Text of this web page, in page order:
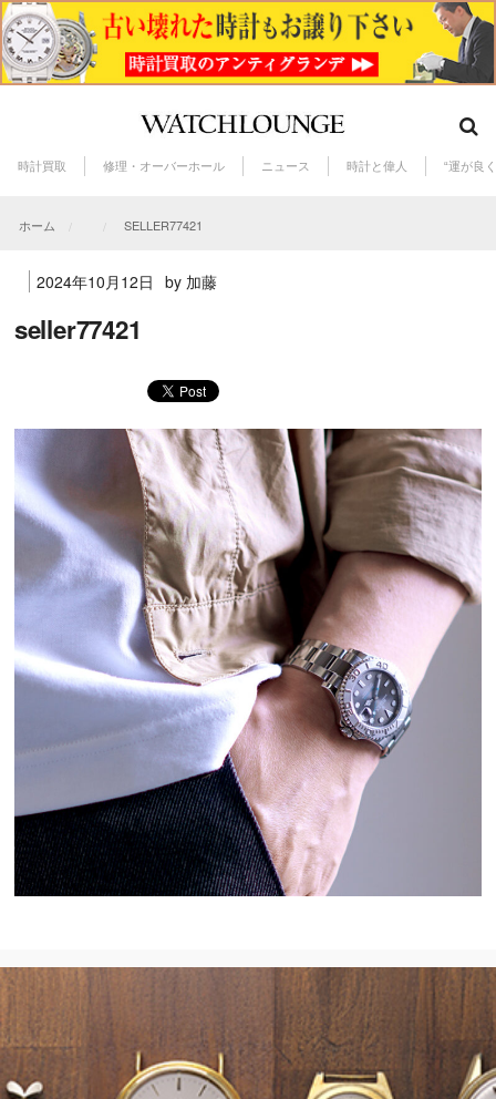
時計買取 修理・オーバーホール ニュース 時計と偉人 “運が良
ホーム SELLER77421
2024年10月12日 by 加藤
seller77421